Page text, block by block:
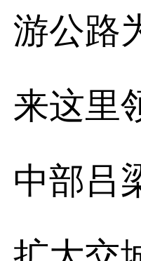
游公路
来这里
中部吕